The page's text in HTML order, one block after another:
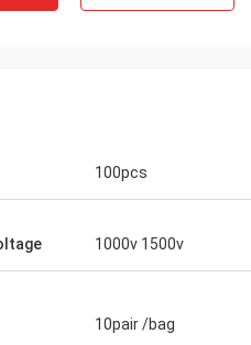
100pcs
1000v 1500v
10pair /bag